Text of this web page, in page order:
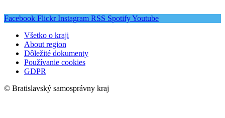
Facebook Flickr Instagram RSS SpotifyYoutube
Všetko o kraji
About region
Dôležité dokumenty
Používanie cookies
GDPR
© Bratislavský samosprávny kraj